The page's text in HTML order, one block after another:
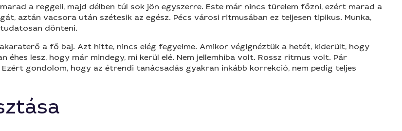
a reggeli, majd délben túl sok jön egyszerre. Este már nincs türelem főzni, ezért marad a
aztán vacsora után szétesik az egész. Pécs városi ritmusában ez teljesen tipikus. Munka,
dönteni.
a fő baj. Azt hitte, nincs elég fegyelme. Amikor végignéztük a hetét, kiderült, hogy
éhes lesz, hogy már mindegy, mi kerül elé. Nem jellemhiba volt. Rossz ritmus volt. Pár
gondolom, hogy az étrendi tanácsadás gyakran inkább korrekció, nem pedig teljes